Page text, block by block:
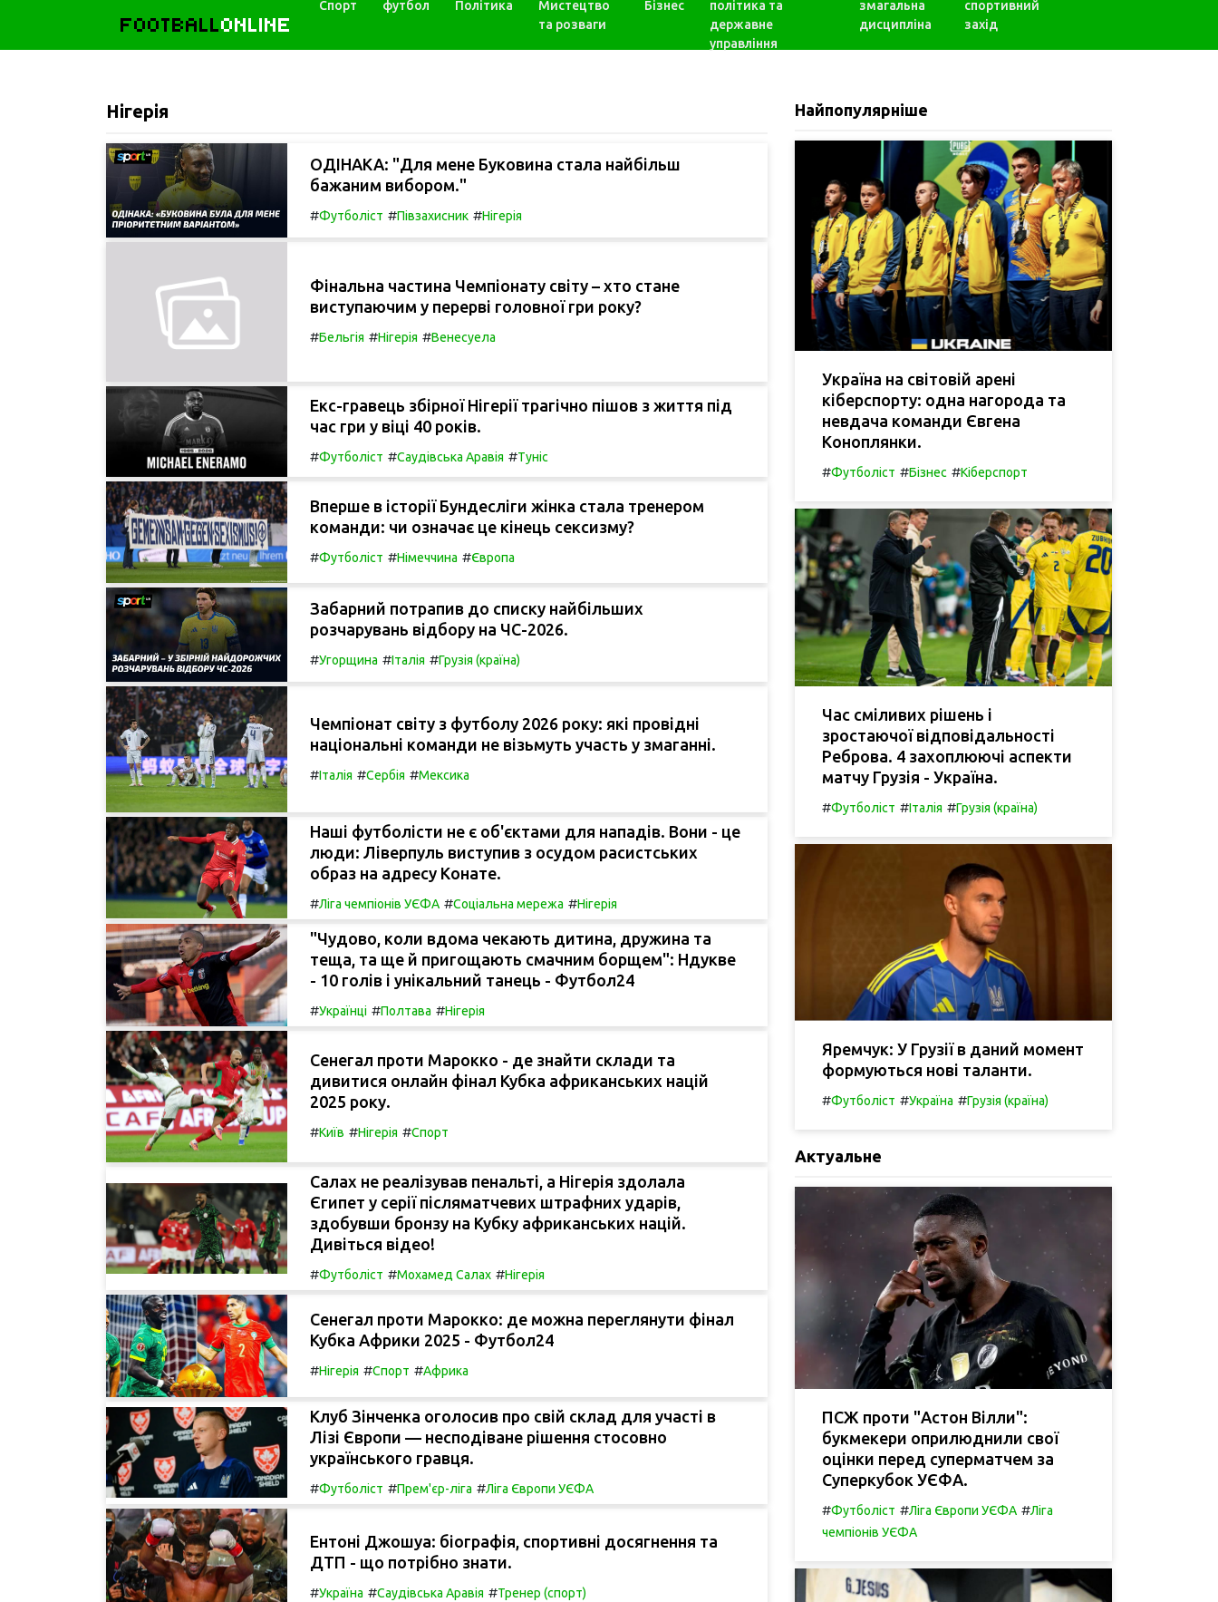
FOOTBALLONLINE
Спорт футбол Політика
Мистецтво
та розваги
Бізнес
політика та
державне
управління
змагальна
дисципліна
спортивний
захід
Нігерія
ОДІНАКА: "Для мене Буковина стала найбільш
бажаним вибором."
#Футболіст #Півзахисник #Нігерія
Фінальна частина Чемпіонату світу – хто стане
виступаючим у перерві головної гри року?
#Бельгія #Нігерія #Венесуела
Екс-гравець збірної Нігерії трагічно пішов з життя під
час гри у віці 40 років.
#Футболіст #Саудівська Аравія #Туніс
Вперше в історії Бундесліги жінка стала тренером
команди: чи означає це кінець сексизму?
#Футболіст #Німеччина #Європа
Забарний потрапив до списку найбільших
розчарувань відбору на ЧС-2026.
#Угорщина #Італія #Грузія (країна)
Чемпіонат світу з футболу 2026 року: які провідні
національні команди не візьмуть участь у змаганні.
#Італія #Сербія #Мексика
Наші футболісти не є об'єктами для нападів. Вони - це
люди: Ліверпуль виступив з осудом расистських
образ на адресу Конате.
#Ліга чемпіонів УЄФА #Соціальна мережа #Нігерія
"Чудово, коли вдома чекають дитина, дружина та
теща, та ще й пригощають смачним борщем": Ндукве
- 10 голів і унікальний танець - Футбол24
#Українці #Полтава #Нігерія
Сенегал проти Марокко - де знайти склади та
дивитися онлайн фінал Кубка африканських націй
2025 року.
#Київ #Нігерія #Спорт
Салах не реалізував пенальті, а Нігерія здолала
Єгипет у серії післяматчевих штрафних ударів,
здобувши бронзу на Кубку африканських націй.
Дивіться відео!
#Футболіст #Мохамед Салах #Нігерія
Сенегал проти Марокко: де можна переглянути фінал
Кубка Африки 2025 - Футбол24
#Нігерія #Спорт #Африка
Клуб Зінченка оголосив про свій склад для участі в
Лізі Європи — несподіване рішення стосовно
українського гравця.
#Футболіст #Прем'єр-ліга #Ліга Європи УЄФА
Ентоні Джошуа: біографія, спортивні досягнення та
ДТП - що потрібно знати.
#Україна #Саудівська Аравія #Тренер (спорт)
Найпопулярніше
Україна на світовій арені
кіберспорту: одна нагорода та
невдача команди Євгена
Коноплянки.
#Футболіст #Бізнес #Кіберспорт
Час сміливих рішень і
зростаючої відповідальності
Реброва. 4 захоплюючі аспекти
матчу Грузія - Україна.
#Футболіст #Італія #Грузія (країна)
Яремчук: У Грузії в даний момент
формуються нові таланти.
#Футболіст #Україна #Грузія (країна)
Актуальне
ПСЖ проти "Астон Вілли":
букмекери оприлюднили свої
оцінки перед суперматчем за
Суперкубок УЄФА.
#Футболіст #Ліга Європи УЄФА #Ліга
чемпіонів УЄФА